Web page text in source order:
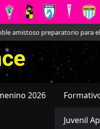
preparatorio para el Mundial
2026
Juvenil